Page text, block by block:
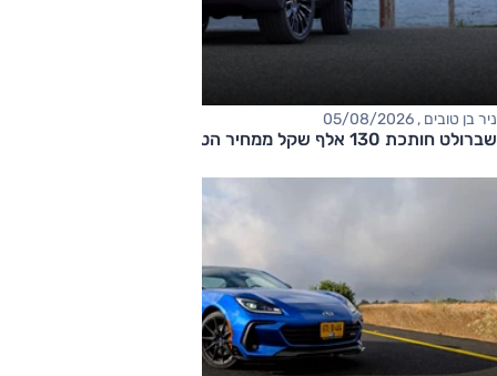
ניר בן טובים , 05/08/2026
שברולט חותכת 130 אלף שקל ממחיר הטאהו